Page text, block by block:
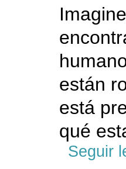
están
está
qué
Seguir